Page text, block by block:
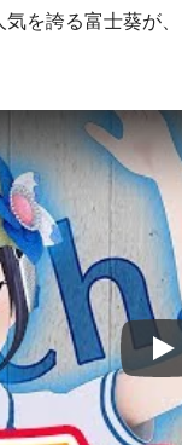
気を誇る富士葵が